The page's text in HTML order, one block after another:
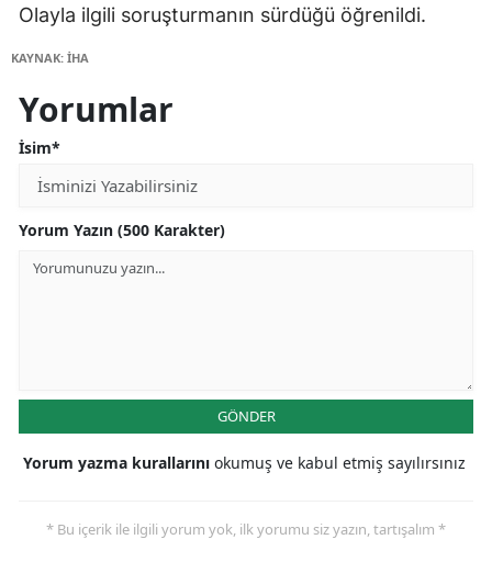
Olayla ilgili soruşturmanın sürdüğü öğrenildi.
KAYNAK: İHA
Yorumlar
İsim*
Yorum Yazın (500 Karakter)
GÖNDER
Yorum yazma kurallarını okumuş ve kabul etmiş sayılırsınız
* Bu içerik ile ilgili yorum yok, ilk yorumu siz yazın, tartışalım *